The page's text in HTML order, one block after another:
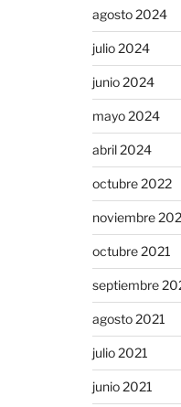
agosto 2024
julio 2024
junio 2024
mayo 2024
abril 2024
octubre 2022
noviembre
octubre 2021
septiembre
agosto 2021
julio 2021
junio 2021